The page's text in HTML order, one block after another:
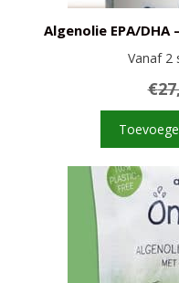
Algenolie EPA/
Vanaf 2
€